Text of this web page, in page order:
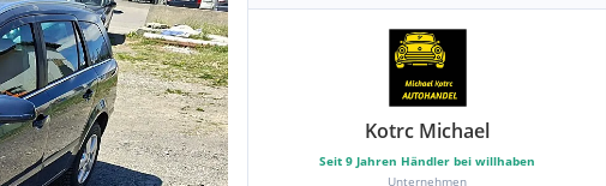
Kotrc Michael
Seit 9 Jahren Händler bei willhaben
Unternehmen